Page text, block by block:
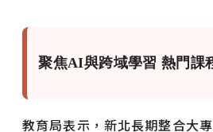
聚焦AI與跨域學習 熱門課
教育局表示，新北長期整合大